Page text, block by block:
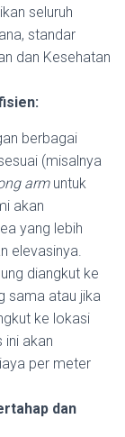
seluruh
standar
dan Kesehatan
berbagai
(misalnya
armuntuk
akan
yang lebih
elevasinya.
diangkut ke
sama atau jika
ke lokasi
ini akan
per meter
dan